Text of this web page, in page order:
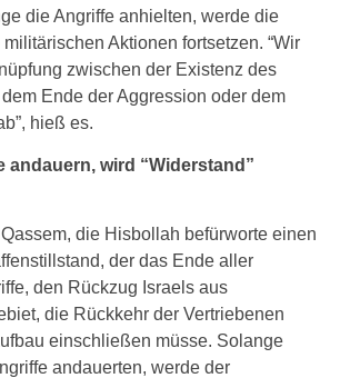
die Angriffe anhielten, werde die
Aktionen fortsetzen. “Wir
zwischen der Existenz des
Ende der Aggression oder dem
hieß es.
andauern, wird “Widerstand”
die Hisbollah befürworte einen
der das Ende aller
den Rückzug Israels aus
die Rückkehr der Vertriebenen
einschließen müsse. Solange
andauerten, werde der